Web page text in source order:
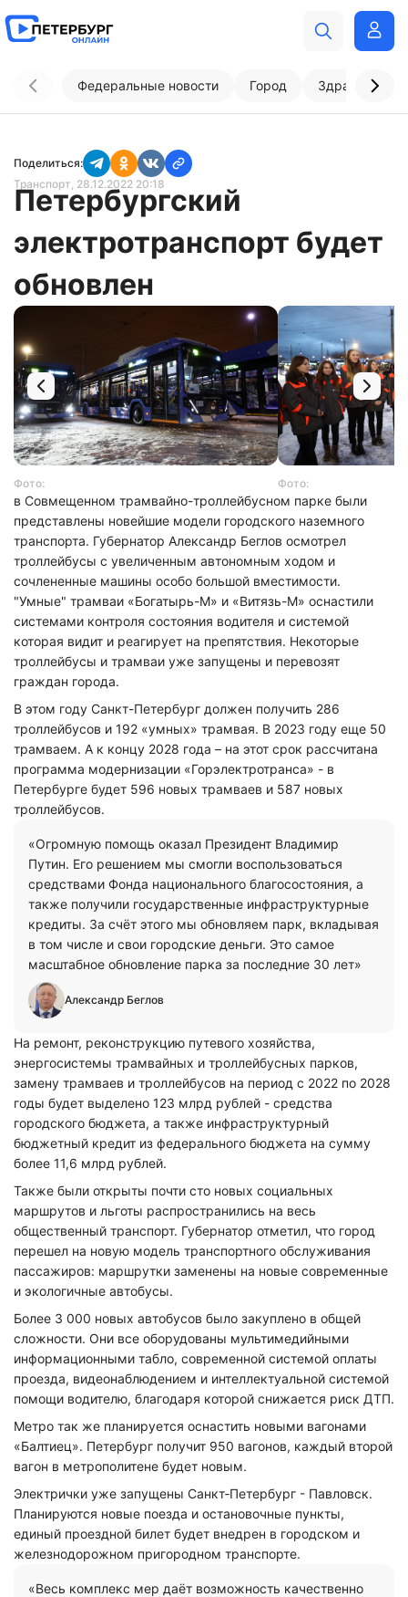
Федеральные новости Город
Поделиться:
Транспорт, 28.12.2022 20:18
Петербургский
электротранспорт будет
обновлен
Фото: Фото:
в Совмещенном трамвайно-троллейбусном парке были
представлены новейшие модели городского наземного
транспорта. Губернатор Александр Беглов осмотрел
троллейбусы с увеличенным автономным ходом и
сочлененные машины особо большой вместимости.
"Умные" трамваи «Богатырь-М» и «Витязь-М» оснастили
системами контроля состояния водителя и системой
которая видит и реагирует на препятствия. Некоторые
троллейбусы и трамваи уже запущены и перевозят
граждан города.
В этом году Санкт-Петербург должен получить 286
троллейбусов и 192 «умных» трамвая. В 2023 году еще 50
трамваем. А к концу 2028 года – на этот срок рассчитана
программа модернизации «Горэлектротранса» - в
Петербурге будет 596 новых трамваев и 587 новых
троллейбусов.
«Огромную помощь оказал Президент Владимир
Путин. Его решением мы смогли воспользоваться
средствами Фонда национального благосостояния, а
также получили государственные инфраструктурные
кредиты. За счёт этого мы обновляем парк, вкладывая
в том числе и свои городские деньги. Это самое
масштабное обновление парка за последние 30 лет»
Александр Беглов
На ремонт, реконструкцию путевого хозяйства,
энергосистемы трамвайных и троллейбусных парков,
замену трамваев и троллейбусов на период с 2022 по 2028
годы будет выделено 123 млрд рублей - средства
городского бюджета, а также инфраструктурный
бюджетный кредит из федерального бюджета на сумму
более 11,6 млрд рублей.
Также были открыты почти сто новых социальных
маршрутов и льготы распространились на весь
общественный транспорт. Губернатор отметил, что город
перешел на новую модель транспортного обслуживания
пассажиров: маршрутки заменены на новые современные
и экологичные автобусы.
Более 3 000 новых автобусов было закуплено в общей
сложности. Они все оборудованы мультимедийными
информационными табло, современной системой оплаты
проезда, видеонаблюдением и интеллектуальной системой
помощи водителю, благодаря которой снижается риск ДТП.
Метро так же планируется оснастить новыми вагонами
«Балтиец». Петербург получит 950 вагонов, каждый второй
вагон в метрополитене будет новым.
Электрички уже запущены Санкт‑Петербург - Павловск.
Планируются новые поезда и остановочные пункты,
единый проездной билет будет внедрен в городском и
железнодорожном пригородном транспорте.
«Весь комплекс мер даёт возможность качественно